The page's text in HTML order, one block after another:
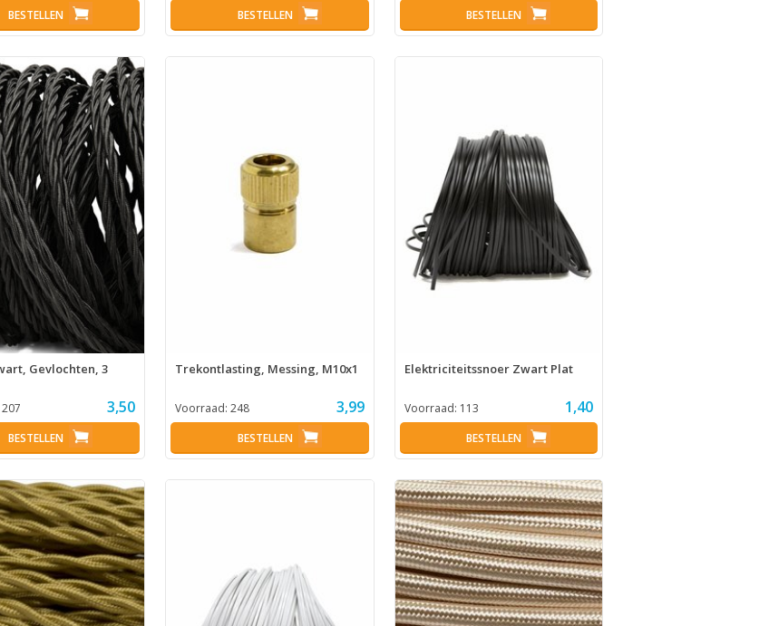
BESTELLEN BESTELLEN BESTELLEN
Gevlochten, 3
207 3,50
BESTELLEN
Trekontlasting, Messing, M10x1
Voorraad: 248 3,99
BESTELLEN
Elektriciteitssnoer Zwart Plat
Voorraad: 113 1,40
BESTELLEN